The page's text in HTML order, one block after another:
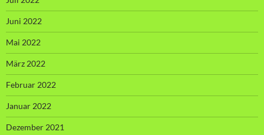
Juni 2022
Mai 2022
März 2022
Februar 2022
Januar 2022
Dezember 2021